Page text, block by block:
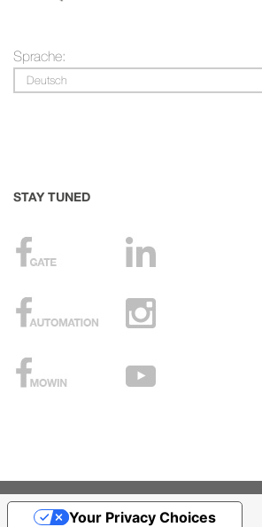
Sprache:
Deutsch
STAY TUNED
Your Privacy Choices